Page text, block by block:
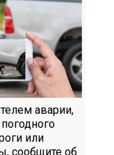
аварии,
или
сообщите об